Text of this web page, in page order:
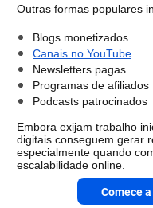
Outras formas populares
Blogs monetizados
Canais no YouTube
Newsletters pagas
Programas de afiliados
Podcasts patrocinados
Embora exijam trabalho
digitais conseguem gerar
especialmente quando
escalabilidade online.
Comece